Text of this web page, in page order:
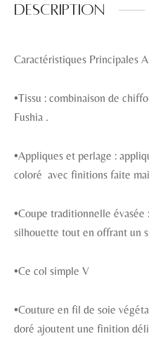
Description
Caractéristiques Principales
•Tissu : combinaison de
Fushia .
•Appliques et perlage :
coloré avec finitions faite
•Coupe traditionnelle
silhouette tout en offrant un
•Ce col simple V
•Couture en fil de soie
doré ajoutent une finition